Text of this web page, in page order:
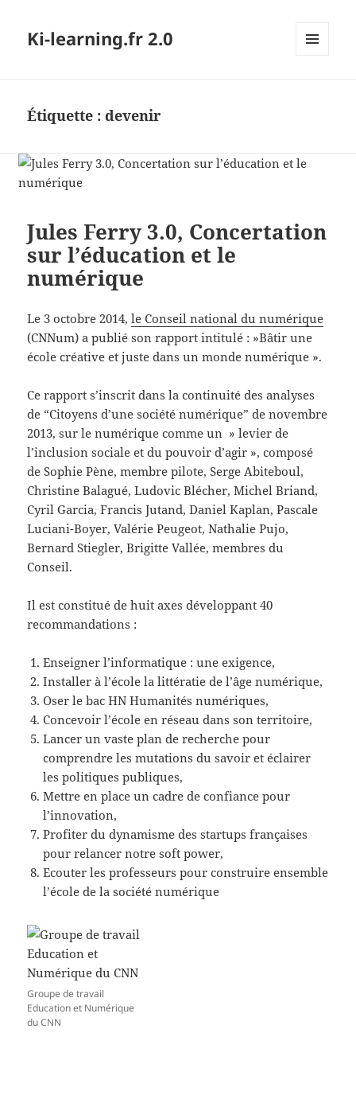
Ki-learning.fr 2.0
Étiquette :devenir
Jules Ferry 3.0, Concertation
sur l’éducation et le
numérique
Le 3 octobre 2014,le Conseil national du numérique
(CNNum) a publié son rapport intitulé : »Bâtir une
école créative et juste dans un monde numérique ».
Ce rapport s’inscrit dans la continuité des analyses
de “Citoyens d’une société numérique” de novembre
2013, sur le numérique comme un » levier de
l’inclusion sociale et du pouvoir d’agir », composé
de Sophie Pène, membre pilote, Serge Abiteboul,
Christine Balagué, Ludovic Blécher, Michel Briand,
Cyril Garcia, Francis Jutand, Daniel Kaplan, Pascale
Luciani-Boyer, Valérie Peugeot, Nathalie Pujo,
Bernard Stiegler, Brigitte Vallée, membres du
Conseil.
Il est constitué de huit axes développant 40
recommandations :
Enseigner l’informatique : une exigence,
Installer à l’école la littératie de l’âge numérique,
Oser le bac HN Humanités numériques,
Concevoir l’école en réseau dans son territoire,
Lancer un vaste plan de recherche pour
comprendre les mutations du savoir et éclairer
les politiques publiques,
Mettre en place un cadre de confiance pour
l’innovation,
Profiter du dynamisme des startups françaises
pour relancer notre soft power,
Ecouter les professeurs pour construire ensemble
l’école de la société numérique
Groupe de travail
Education et Numérique
du CNN